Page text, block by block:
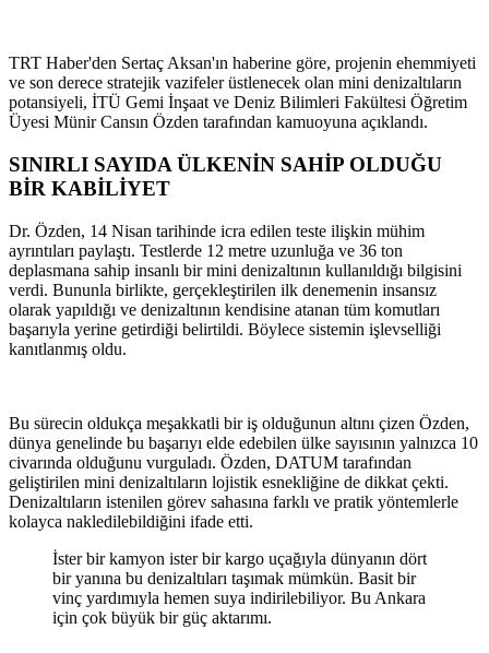
TRT Haber'den Sertaç Aksan'ın haberine göre, projenin ehemmiyeti
ve son derece stratejik vazifeler üstlenecek olan mini denizaltıların
potansiyeli, İTÜ Gemi İnşaat ve Deniz Bilimleri Fakültesi Öğretim
Üyesi Münir Cansın Özden tarafından kamuoyuna açıklandı.
SINIRLI SAYIDA ÜLKENİN SAHİP OLDUĞU
BİR KABİLİYET
Dr. Özden, 14 Nisan tarihinde icra edilen teste ilişkin mühim
ayrıntıları paylaştı. Testlerde 12 metre uzunluğa ve 36 ton
deplasmana sahip insanlı bir mini denizaltının kullanıldığı bilgisini
verdi. Bununla birlikte, gerçekleştirilen ilk denemenin insansız
olarak yapıldığı ve denizaltının kendisine atanan tüm komutları
başarıyla yerine getirdiği belirtildi. Böylece sistemin işlevselliği
kanıtlanmış oldu.
Bu sürecin oldukça meşakkatli bir iş olduğunun altını çizen Özden,
dünya genelinde bu başarıyı elde edebilen ülke sayısının yalnızca 10
civarında olduğunu vurguladı. Özden, DATUM tarafından
geliştirilen mini denizaltıların lojistik esnekliğine de dikkat çekti.
Denizaltıların istenilen görev sahasına farklı ve pratik yöntemlerle
kolayca nakledilebildiğini ifade etti.
İster bir kamyon ister bir kargo uçağıyla dünyanın dört
bir yanına bu denizaltıları taşımak mümkün. Basit bir
vinç yardımıyla hemen suya indirilebiliyor. Bu Ankara
için çok büyük bir güç aktarımı.